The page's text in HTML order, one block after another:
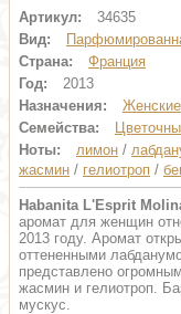
Артикул:
34635
Вид:
Страна:
Франция
Год:
2013
Назначения:
Женские
Семейства:
Ноты:
лимон /
жасмин / гелиотроп /
Habanita L'Esprit
аромат для женщин
2013 году. Аромат
оттененными
представлено
жасмин и гелиотроп.
мускус.